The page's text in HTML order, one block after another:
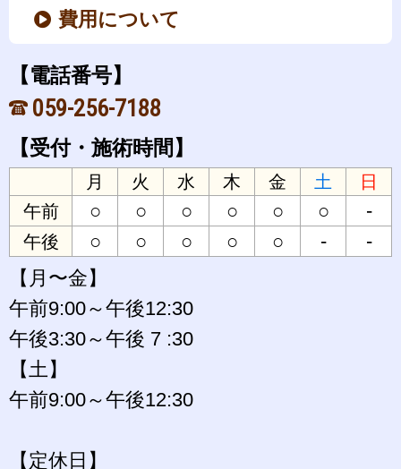
費用について
【電話番号】
059-256-7188
【受付・施術時間】
月 火 水 木 金 土
日
午前
○ ○ ○ ○ ○ ○ -
午後 ○ ○ ○ ○ ○ -
-
【月〜金】
午前9:00～午後12:30
午後3:30～午後 7 :30
【土】
午前9:00～午後12:30
【定休日】